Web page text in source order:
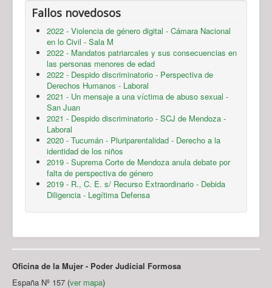
Fallos novedosos
2022 - Violencia de género digital - Cámara Nacional
en lo Civil - Sala M
2022 - Mandatos patriarcales y sus consecuencias en
las personas menores de edad
2022 - Despido discriminatorio - Perspectiva de
Derechos Humanos - Laboral
2021 - Un mensaje a una víctima de abuso sexual -
San Juan
2021 - Despido discriminatorio - SCJ de Mendoza -
Laboral
2020 - Tucumán - Pluriparentalidad - Derecho a la
identidad de los niños
2019 - Suprema Corte de Mendoza anula debate por
falta de perspectiva de género
2019 - R., C. E. s/ Recurso Extraordinario - Debida
Diligencia - Legítima Defensa
Oficina de la Mujer - Poder Judicial Formosa
España Nº 157 (ver mapa)